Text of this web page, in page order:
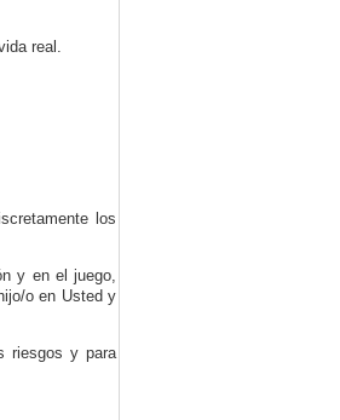
real.
los
y en el juego,
o en Usted y
riesgos y para